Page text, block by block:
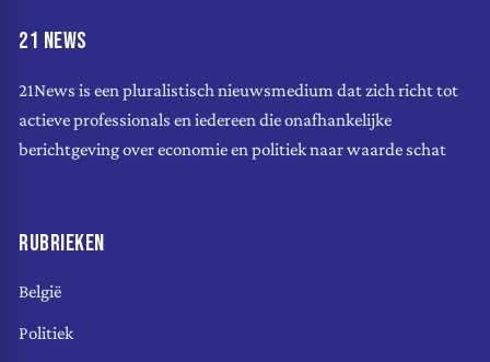
21 NEWS
21News is een pluralistisch nieuwsmedium dat zich richt tot
actieve professionals en iedereen die onafhankelijke
berichtgeving over economie en politiek naar waarde schat
RUBRIEKEN
België
Politiek